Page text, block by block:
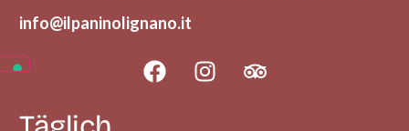
info@ilpaninolignano.it